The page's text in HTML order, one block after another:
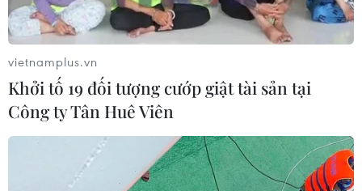
vietnamplus.vn
Khởi tố 19 đối tượng cướp giật tài sản tại
Công ty Tân Huê Viên